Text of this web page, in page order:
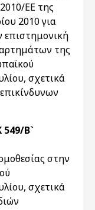
ΕΕ της
2010 για
της
σχετικά
549/Β`
στην
σχετικά